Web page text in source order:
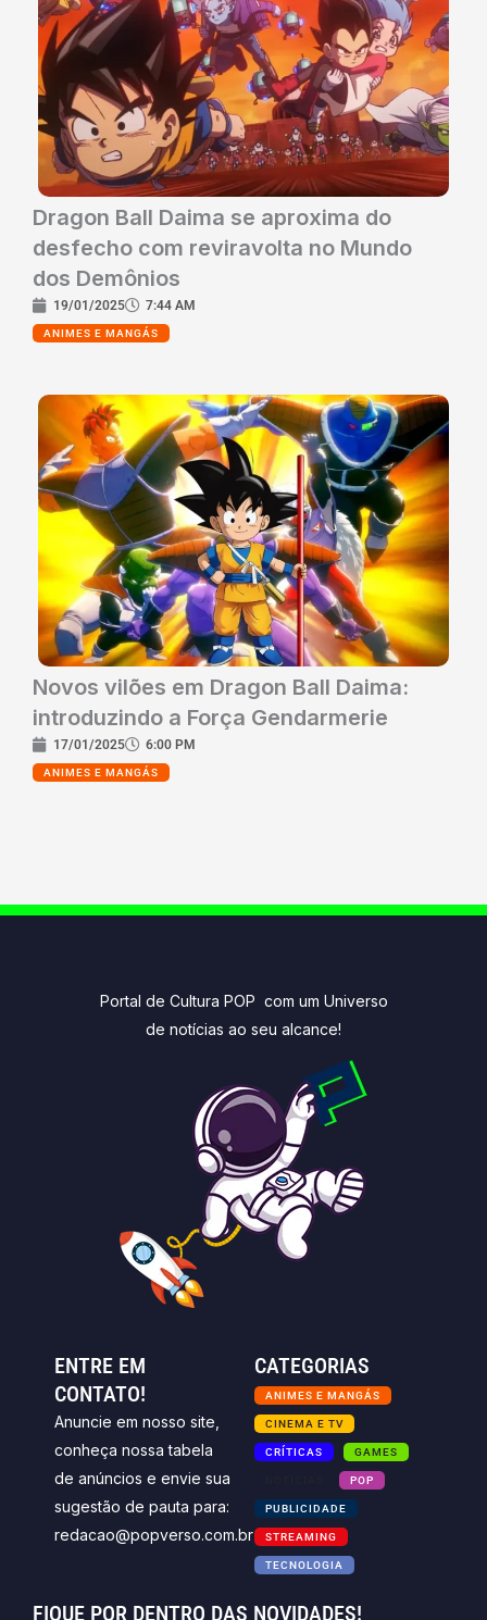
Dragon Ball Daima se aproxima do
desfecho com reviravolta no Mundo
dos Demônios
19/01/2025 7:44 AM
ANIMES E MANGÁS
Novos vilões em Dragon Ball Daima:
introduzindo a Força Gendarmerie
17/01/2025 6:00 PM
ANIMES E MANGÁS
Portal de Cultura POP com um Universo
de notícias ao seu alcance!
ENTRE EM
CONTATO!
Anuncie em nosso site,
conheça nossa tabela
de anúncios e envie sua
sugestão de pauta para:
redacao@popverso.com.br
CATEGORIAS
ANIMES E MANGÁS
CINEMA E TV
CRÍTICAS GAMES
POP
PUBLICIDADE
STREAMING
TECNOLOGIA
FIQUE POR DENTRO DAS NOVIDADES!